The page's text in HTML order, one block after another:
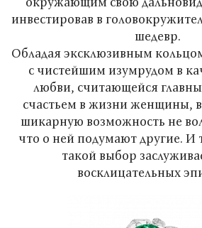
инвестировав в
шедевр.
Обладая эксклюзивным
с чистейшим изумрудом в
любви, считающейся
счастьем в жизни женщины,
шикарную возможность не
что о ней подумают другие. И
такой выбор
восклицательных